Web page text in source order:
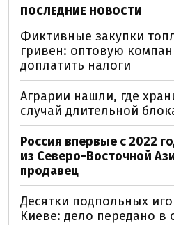
ПОСЛЕДНИЕ НОВОСТИ
Фиктивные закупки
гривен: оптовую
доплатить налоги
Аграрии нашли, где
случай длительной
Россия впервые с 2022
из Северо-Восточной
продавец
Десятки подпольных
Киеве: дело передано в